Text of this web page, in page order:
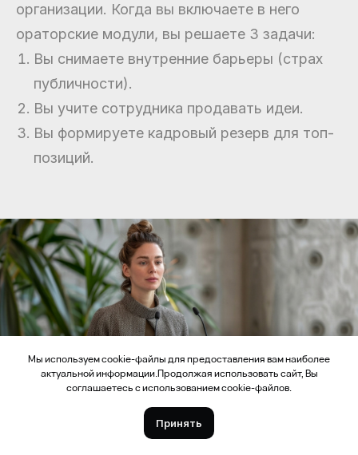
Мы используем cookie-файлы для предоставления вам наиболее
актуальной информации.Продолжая использовать сайт, Вы
соглашаетесь с использованием cookie-файлов.
Принять
организации. Когда вы включаете в него
ораторские модули, вы решаете 3 задачи:
Вы снимаете внутренние барьеры (страх
публичности).
Вы учите сотрудника продавать идеи.
Вы формируете кадровый резерв для топ-
позиций.